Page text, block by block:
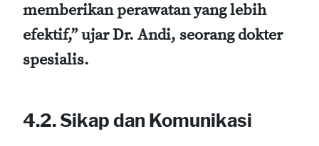
memberikan perawatan yang lebih
efektif,” ujar Dr. Andi, seorang dokter
spesialis.
4.2. Sikap dan Komunikasi